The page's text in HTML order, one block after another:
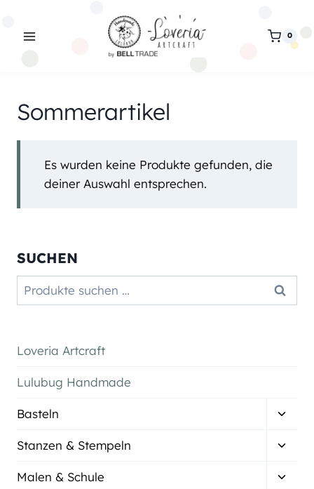
0
Sommerartikel
Es wurden keine Produkte gefunden, die
deiner Auswahl entsprechen.
SUCHEN
Suchen
nach:
Suchen
Loveria Artcraft
Lulubug Handmade
Basteln
Stanzen & Stempeln
Malen & Schule